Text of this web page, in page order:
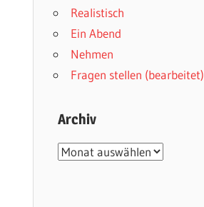
Realistisch
Ein Abend
Nehmen
Fragen stellen (bearbeitet)
Archiv
Archiv